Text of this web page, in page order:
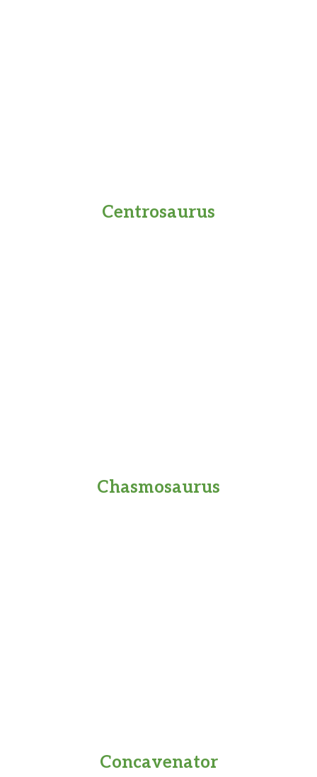
Centrosaurus
Chasmosaurus
Concavenator